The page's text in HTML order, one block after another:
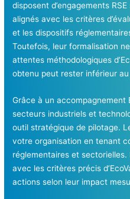
disposent d’engagements
alignés avec les critères
et les dispositifs
Toutefois, leur formalisation
attentes méthodologiques
obtenu peut rester inférieur
Grâce à un accompagnement
secteurs industriels et
outil stratégique de pilotage.
votre organisation en tenant
réglementaires et
avec les critères précis
actions selon leur impact